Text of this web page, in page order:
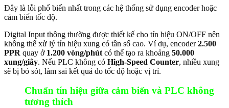
Đây là lỗi phổ biến nhất trong các hệ thống sử dụng encoder hoặc
cảm biến tốc độ.
Digital Input thông thường được thiết kế cho tín hiệu ON/OFF nên
không thể xử lý tín hiệu xung có tần số cao. Ví dụ, encoder2.500
PPR quay ở 1.200 vòng/phút có thể tạo ra khoảng 50.000
xung/giây. Nếu PLC không có High-Speed Counter, nhiều xung
sẽ bị bỏ sót, làm sai kết quả đo tốc độ hoặc vị trí.
Chuẩn tín hiệu giữa cảm biến và PLC không
tương thích